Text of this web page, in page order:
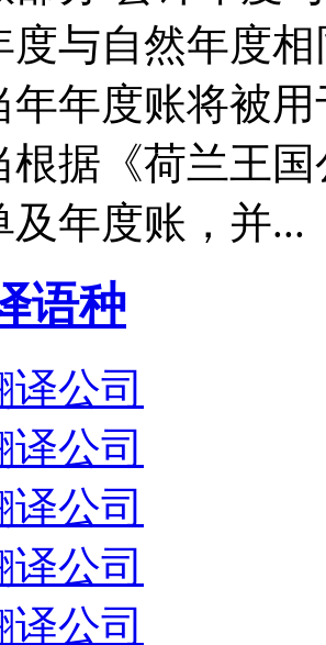
度与自然年度
年年度账将被
根据《荷兰王
及年度账，并...
语种
公司
译公司
公司
公司
公司